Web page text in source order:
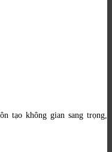
tạo không gian sang trọng,